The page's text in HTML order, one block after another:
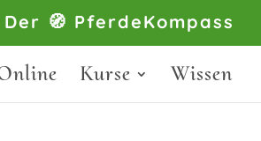
Der 🧭 PferdeKompass
Kurse Wissen